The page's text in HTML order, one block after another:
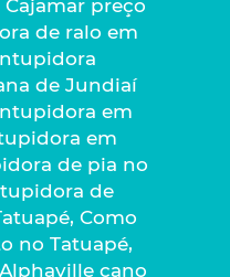
preço
de ralo em
de Jundiaí
em
em
de pia no
de
Como
no Tatuapé,
cano